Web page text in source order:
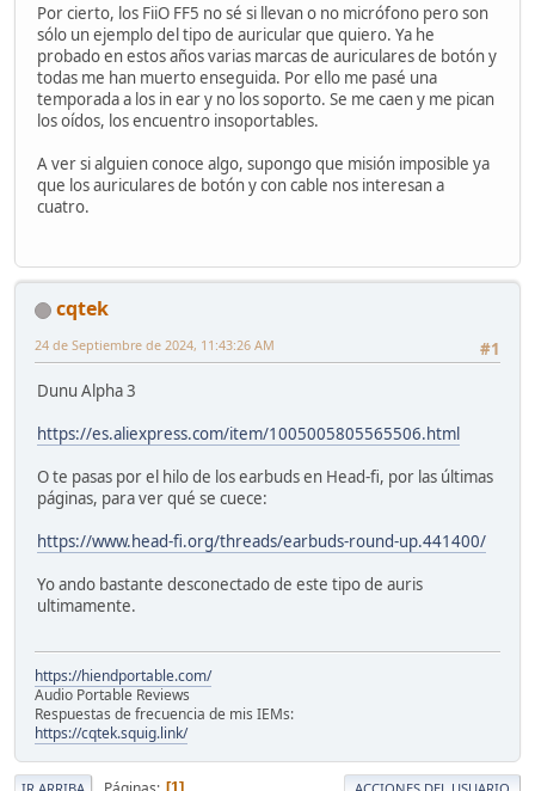
Por cierto, los FiiO FF5 no sé si llevan o no micrófono pero son
sólo un ejemplo del tipo de auricular que quiero. Ya he
probado en estos años varias marcas de auriculares de botón y
todas me han muerto enseguida. Por ello me pasé una
temporada a los in ear y no los soporto. Se me caen y me pican
los oídos, los encuentro insoportables.
A ver si alguien conoce algo, supongo que misión imposible ya
que los auriculares de botón y con cable nos interesan a
cuatro.
cqtek
#1
24 de Septiembre de 2024, 11:43:26 AM
Dunu Alpha 3
https://es.aliexpress.com/item/1005005805565506.html
O te pasas por el hilo de los earbuds en Head-fi, por las últimas
páginas, para ver qué se cuece:
https://www.head-fi.org/threads/earbuds-round-up.441400/
Yo ando bastante desconectado de este tipo de auris
ultimamente.
https://hiendportable.com/
Audio Portable Reviews
Respuestas de frecuencia de mis IEMs:
https://cqtek.squig.link/